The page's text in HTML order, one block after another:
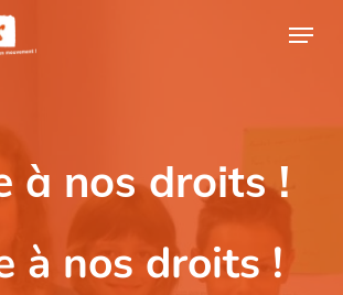
des cookies Menu
à nos droits !
à nos droits !